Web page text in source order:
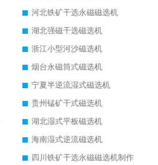
河北铁矿干选永磁磁选机
湖北强磁干选磁选机
浙江小型河沙磁选机
烟台永磁筒式磁选机
宁夏半逆流湿式磁选机
贵州锰矿干式磁选机
湖北湿式平板磁选机
海南湿式逆流磁选机
四川铁矿干选永磁磁选机制作